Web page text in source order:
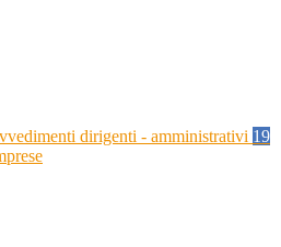
dirigenti - amministrativi 19